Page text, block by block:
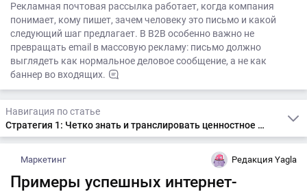
Рекламная почтовая рассылка работает, когда компания
понимает, кому пишет, зачем человеку это письмо и какой
следующий шаг предлагает. В B2B особенно важно не
превращать email в массовую рекламу: письмо должно
выглядеть как нормальное деловое сообщение, а не как
баннер во входящих.
Навигация по статье
Стратегия 1: Четко знать и транслировать ценностное предложение
Маркетинг Редакция Yagla
Примеры успешных интернет-